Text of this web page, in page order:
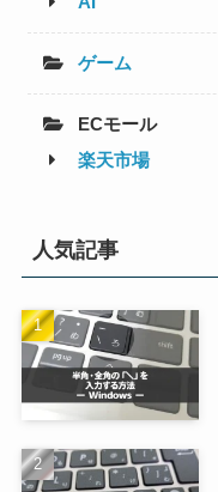
ゲーム
ECモール
楽天市場
人気記事